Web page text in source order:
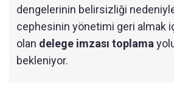
dengelerinin belirsizliği
cephesinin yönetimi geri almak
olan delege imzası toplama
bekleniyor.